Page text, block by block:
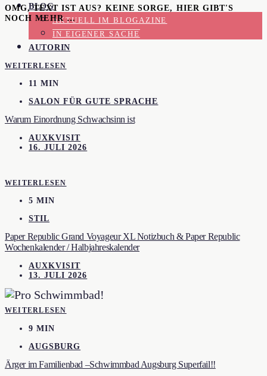
BLOG
AKTUELL IM BLOGAZINE
IN EIGENER SACHE
AUTORIN
OMG, TEXT IST AUS? KEINE SORGE, HIER GIBT'S
NOCH MEHR …
WEITERLESEN
11 MIN
SALON FÜR GUTE SPRACHE
Warum Einordnung Schwachsinn ist
AUXKVISIT
16. JULI 2026
WEITERLESEN
5 MIN
STIL
Paper Republic Grand Voyageur XL Notizbuch & Paper Republic
Wochenkalender / Halbjahreskalender
AUXKVISIT
13. JULI 2026
WEITERLESEN
9 MIN
AUGSBURG
Ärger im Familienbad –Schwimmbad Augsburg Superfail!!